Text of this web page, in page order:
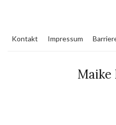
Kontakt Impressum
Maike